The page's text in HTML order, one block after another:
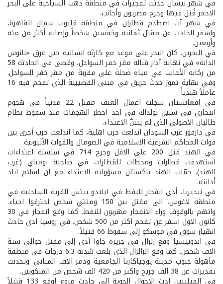
في شهر نيسان حدثت تفجيرات في منطقة دهب السياحية على البحر
الاحمر قُتل فيها وجرح مصريون وأجانب.
في شهر آب اصطدم قطاران في منطقة قليوب شمال القاهرة،
واسفر الحادث عن مقتل ثمانية وخمسين شخصاً وإصابة أكثر من مئة
وأربعين.
في البحرين، كان البحر على موعد مع كارثة انسانية حين غرق «بانوش
الدانة» في نهاية آذار قبالة مقر خفر السواحل، وقضى في الحادثة 58
من ركابه الأجانب في مياه ضحلة على مقربة من مقر خفر السواحل.
وفي نهاية تموز حدث حريق في مبنى القضيبية الذي تفحم فيه 16
عاملاً هندياً.
في افغانستان سجلت اعمال العنف مقتل 22 مدنياً في هجوم
انتحاري في سبين بولداك في احد اخطر الهجمات منذ سقوط نظام
طالبان الأصولي الذي لم يتبنَّ الاعتداء.
في دارفور غرب السودان اندلعت حرب اهلية، كما اندلعت حرب أخرى بين
قوات المحاكم الشرعية الاسلامية في الصومال والقوات الأثيوبية.
في الهند قتل 200 على الاقل وجرح 714 في سلسلة اعتداءات
استهدفت قطارات ومحطات للقطارات في ضاحية بومباي (غرب
الهند). حمّلت الهند باكستان مسؤولية الاعتداء مع ان اسلام اباد
أدانته.
في نيجيريا، أدى انفجار للنفط في ايلادو بيتش القرية الساحلية في
منطقة لاغوس، الى مقتل بين 150 ومئتي شخص احترقوا احياء.
واتهم بالوقوف وراء الانفجار مهربون للنفط. كما وقع انفجار في 30
كانون الاول اسفر عن تفحم اكثر من 500 شخص. في روسيا ادى حادث
انهيار سوق في موسكو إلى سقوط 66 قتيلاً.
في اندونيسيا وقع زلزال في جزيرة جاوا أدى إلى مقتل حوالى ستة
آلاف شخص. كما وقع الزالزال الذي بلغت شدته 6.3 درجات في منطقة
مأهولة جنوب مدينة يوجياكارتا الجامعية ودمر آلاف المباني. وتحدثت
تقديرات عن 38 الف جريح واكثر من 420 الف شخص من المنكوبين.
في الفيليبين ادت الاحوال الجوية الى حادث مروع اوقع 133 قتيلاً